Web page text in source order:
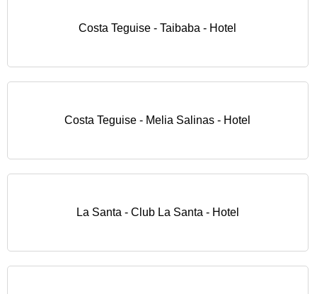
Costa Teguise - Taibaba - Hotel
Costa Teguise - Melia Salinas - Hotel
La Santa - Club La Santa - Hotel